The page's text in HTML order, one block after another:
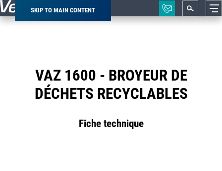
SKIP TO MAIN CONTENT
Breadcrumb
VAZ 1600 - BROYEUR DE
DÉCHETS RECYCLABLES
Fiche technique